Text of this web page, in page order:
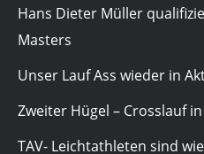
Hans Dieter Müller
Masters
Unser Lauf Ass wieder in
Zweiter Hügel – Crosslauf
TAV- Leichtathleten sind